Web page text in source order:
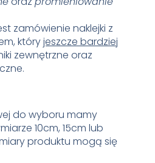
zamówienie naklejki z
któryjeszcze bardziej
zewnętrzne oraz
do wyboru mamy
10cm, 15cm lub
produktu mogą się